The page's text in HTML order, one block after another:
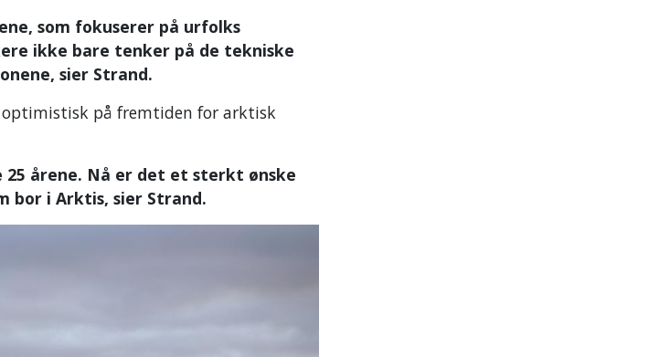
som fokuserer på urfolks
ikke bare tenker på de tekniske
sier Strand.
optimistisk på fremtiden for arktisk
årene. Nå er det et sterkt ønske
bor i Arktis, sier Strand.